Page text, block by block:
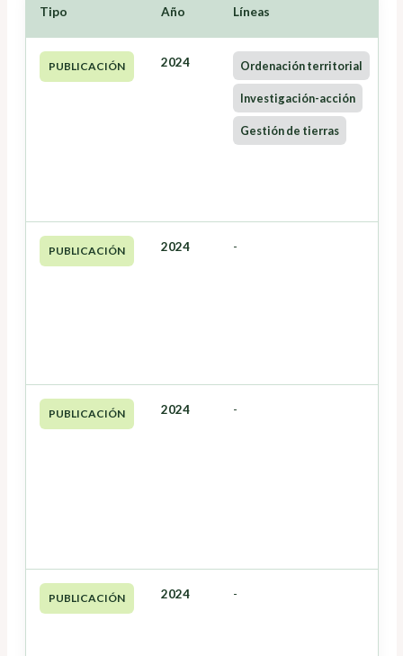
Tipo Año Líneas
PUBLICACIÓN 2024 Ordenación territorial
Investigación-acción
Gestión de tierras
PUBLICACIÓN 2024 -
PUBLICACIÓN 2024 -
PUBLICACIÓN 2024 -